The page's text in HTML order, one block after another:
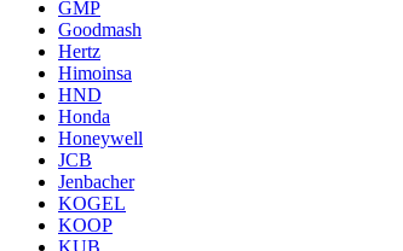
GMP
Goodmash
Hertz
Himoinsa
HND
Honda
Honeywell
JCB
Jenbacher
KOGEL
KOOP
KUB